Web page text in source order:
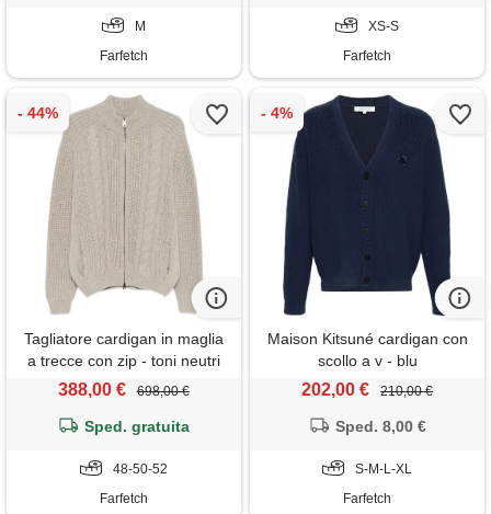
M
Farfetch
XS-S
Farfetch
Tagliatore cardigan in maglia
a trecce con zip - toni neutri
388,00 € 698,00 €
Sped. gratuita
48-50-52
Farfetch
Maison Kitsuné cardigan con
scollo a v - blu
202,00 € 210,00 €
Sped. 8,00 €
S-M-L-XL
Farfetch